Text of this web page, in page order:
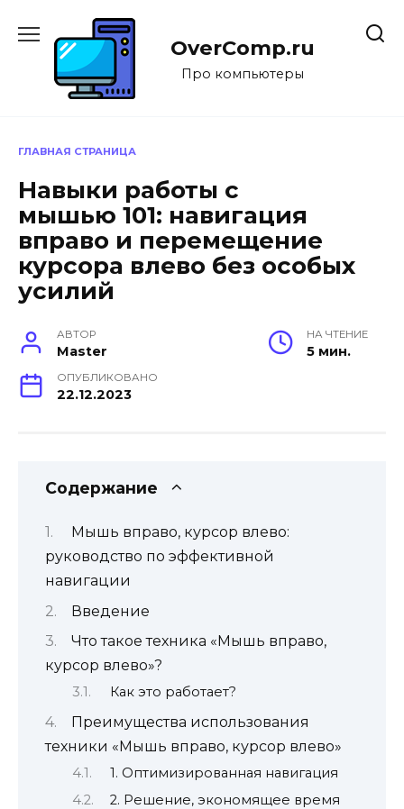
содержанию
OverComp.ru
Про компьютеры
ГЛАВНАЯ СТРАНИЦА
Навыки работы с
мышью 101: навигация
вправо и перемещение
курсора влево без особых
усилий
АВТОР
Master
НА ЧТЕНИЕ
5 мин.
ОПУБЛИКОВАНО
22.12.2023
Содержание
Мышь вправо, курсор влево:
руководство по эффективной
навигации
Введение
Что такое техника «Мышь вправо,
курсор влево»?
Как это работает?
Преимущества использования
техники «Мышь вправо, курсор влево»
1. Оптимизированная навигация
2. Решение, экономящее время